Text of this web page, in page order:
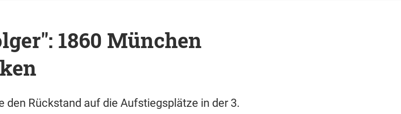
1860 München
den Rückstand auf die Aufstiegsplätze in der 3.